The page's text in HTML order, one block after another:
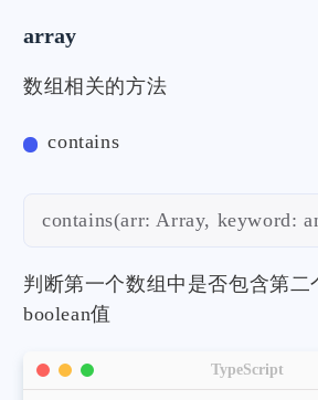
array
数组相关的方法
contains
contains(arr: Array, keyword:
判断第一个数组中是否包含第二
boolean值
TypeScript